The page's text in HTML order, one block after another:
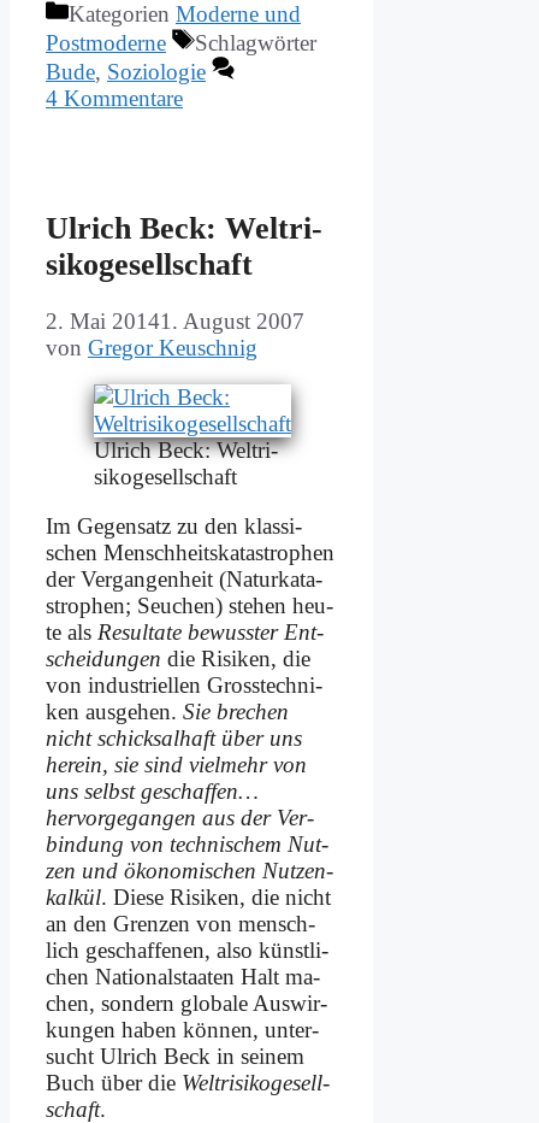
Kategorien Moderne und
Postmoderne
Schlagwörter
Bude, Soziologie
4 Kommentare
Ul­rich Beck: Welt­ri­
si­ko­ge­sell­schaft
2. Mai 20141. August 2007
von Gregor Keuschnig
Ul­rich Beck: Welt­ri­
si­ko­ge­sell­schaft
Im Ge­gen­satz zu den klas­si­
schen Mensch­heits­ka­ta­stro­phen
der Ver­gan­gen­heit (Na­tur­ka­ta­
stro­phen; Seu­chen) ste­hen heu­
te als Re­sul­ta­te be­wuss­ter Ent­
schei­dun­gen die Ri­si­ken, die
von in­du­stri­el­len Gross­tech­ni­
ken aus­ge­hen. Sie bre­chen
nicht schick­sal­haft über uns
her­ein, sie sind viel­mehr von
uns selbst geschaffen…
hervorgegangen aus der Ver­
bin­dung von tech­ni­schem Nut­
zen und öko­no­mi­schen Nut­zen­
kal­kül. Die­se Ri­si­ken, die nicht
an den Gren­zen von mensch­
lich ge­schaf­fe­nen, al­so künst­li­
chen Na­tio­nal­staa­ten Halt ma­
chen, son­dern glo­ba­le Aus­wir­
kun­gen ha­ben kön­nen, un­ter­
sucht Ul­rich Beck in sei­nem
Buch über die Welt­ri­si­ko­ge­sell­
schaft.